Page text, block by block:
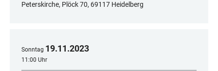
Peterskirche, Plöck 70, 69117 Heidelberg
Sonntag 19.11.2023
11:00 Uhr